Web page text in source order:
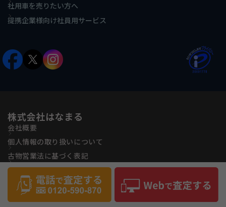
社用車を売りたい方へ
提携企業様向け社員用サービス
株式会社はなまる
会社概要
個人情報の取り扱いについて
古物営業法に基づく表記
反社会的勢力に対する基本方針
サイトマップ
Copyright(C) Hanamaru Co., ltd All Rights Reserved